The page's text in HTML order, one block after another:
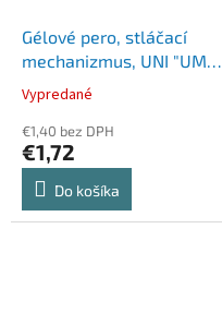
Gélové pero, stláčací
mechanizmus, UNI "UMN-
307", čierne
Vypredané
€1,40 bez DPH
€1,72
Do košíka